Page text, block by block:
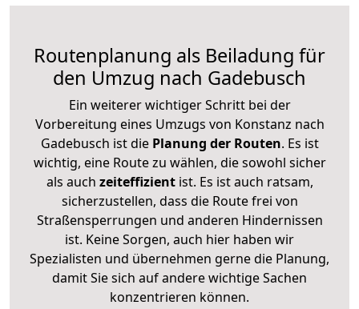
Routenplanung als Beiladung für
den Umzug nach Gadebusch
Ein weiterer wichtiger Schritt bei der
Vorbereitung eines Umzugs von Konstanz nach
Gadebusch ist diePlanung der Routen. Es ist
wichtig, eine Route zu wählen, die sowohl sicher
als auch zeiteffizientist. Es ist auch ratsam,
sicherzustellen, dass die Route frei von
Straßensperrungen und anderen Hindernissen
ist. Keine Sorgen, auch hier haben wir
Spezialisten und übernehmen gerne die Planung,
damit Sie sich auf andere wichtige Sachen
konzentrieren können.